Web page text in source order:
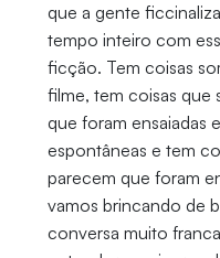
que a gente
tempo inteiro com
ficção. Tem coisas
filme, tem coisas que
que foram ensaiadas
espontâneas e tem
parecem que foram
vamos brincando de
conversa muito